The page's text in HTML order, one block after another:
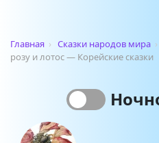
Главная › Сказки народов мира ›
розу и лотос — Корейские сказки